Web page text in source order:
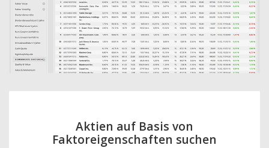
Aktien auf Basis von
Faktoreigenschaften suchen